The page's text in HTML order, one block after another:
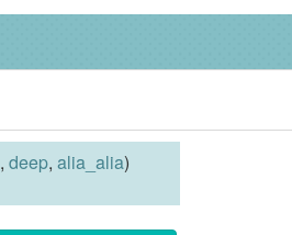
,deep,alia_alia)